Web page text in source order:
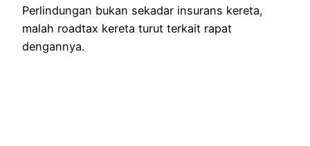
Perlindungan bukan sekadar insurans kereta,
malah roadtax kereta turut terkait rapat
dengannya.